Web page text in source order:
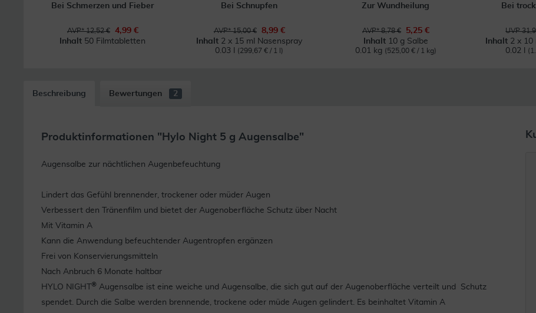
Bei Schmerzen und Fieber
AVP* 12,52 €
4,99 €
Inhalt 50 Filmtabletten
Bei Schnupfen
AVP* 15,00 €
8,99 €
Inhalt 2 x 15 ml Nasenspray
0.03 l
(299,67 € / 1 l)
Zur Wundheilung
AVP* 8,78 €
5,25 €
Inhalt 10 g Salbe
0.01 kg (525,00 € / 1 kg)
Bei
UVP
Inhalt 2 x 10
0.02 l
Beschreibung Bewertungen 2
Produktinformationen "Hylo Night 5 g Augensalbe"
Augensalbe zur nächtlichen Augenbefeuchtung
Lindert das Gefühl brennender, trockener oder müder Augen
Verbessert den Tränenfilm und bietet der Augenoberfläche Schutz über Nacht
Mit Vitamin A
Kann die Anwendung befeuchtender Augentropfen ergänzen
Frei von Konservierungsmitteln
Nach Anbruch 6 Monate haltbar
HYLO NIGHT
® Augensalbe ist eine weiche und Augensalbe, die sich gut auf der Augenoberfläche verteilt und Schutz
spendet. Durch die Salbe werden brennende, trockene oder müde Augen gelindert. Es beinhaltet Vitamin A